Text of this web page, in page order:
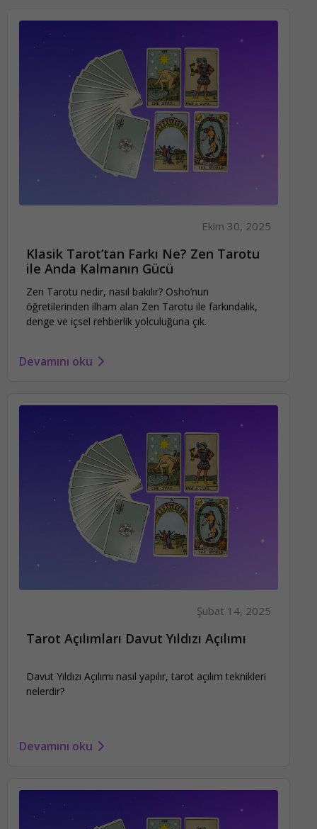
Ekim 30, 2025
Klasik Tarot’tan Farkı Ne? Zen Tarotu
ile Anda Kalmanın Gücü
Zen Tarotu nedir, nasıl bakılır? Osho’nun
öğretilerinden ilham alan Zen Tarotu ile farkındalık,
denge ve içsel rehberlik yolculuğuna çık.
Devamını oku
Şubat 14, 2025
Tarot Açılımları Davut Yıldızı Açılımı
Davut Yıldızı Açılımı nasıl yapılır, tarot açılım teknikleri
nelerdir?
Devamını oku